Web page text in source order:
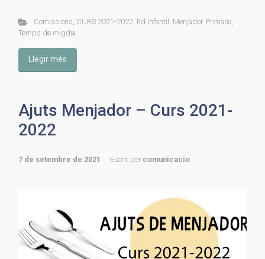
Comissions, CURS 2021-2022, Ed.Infantil , Menjador, Primària,
Temps de migdia
Llegir més
Ajuts Menjador – Curs 2021-
2022
7 de setembre de 2021 Escrit per comunicacio